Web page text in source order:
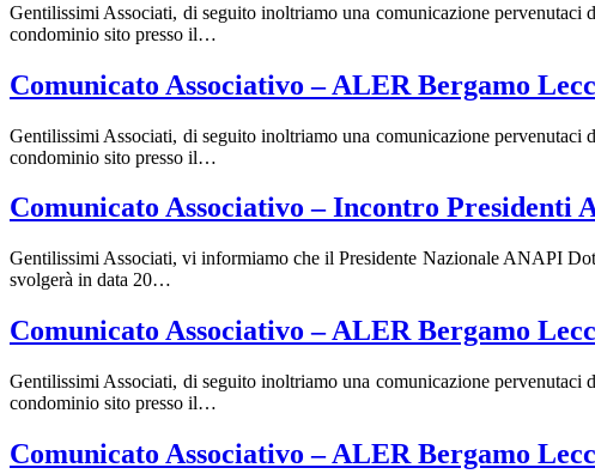
Gentilissimi Associati, di seguito inoltriamo una comunicazione
condominio sito presso il…
Comunicato Associativo – ALER Bergamo
Gentilissimi Associati, di seguito inoltriamo una comunicazione
condominio sito presso il…
Comunicato Associativo – Incontro
Gentilissimi Associati, vi informiamo che il Presidente Nazionale ANAPI
svolgerà in data 20…
Comunicato Associativo – ALER Bergamo
Gentilissimi Associati, di seguito inoltriamo una comunicazione
condominio sito presso il…
Comunicato Associativo – ALER Bergamo